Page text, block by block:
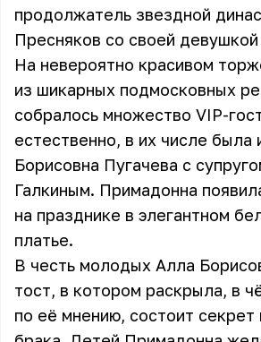
продолжатель звездной
Пресняков со своей
На невероятно красивом
из шикарных подмосковных
собралось множество VIP-
естественно, в их числе была
Борисовна Пугачева с
Галкиным. Примадонна
на празднике в элегантном
платье.
В честь молодых Алла
тост, в котором раскрыла, в
по её мнению, состоит секрет